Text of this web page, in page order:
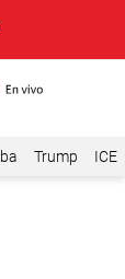
Trump ICE